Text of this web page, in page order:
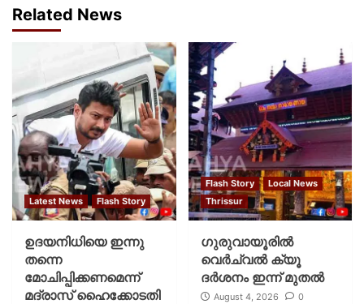
Related News
Latest News Flash Story
ഉദയനിധിയെ ഇന്നു
തന്നെ
മോചിപ്പിക്കണമെന്ന്
മദ്രാസ് ഹൈക്കോടതി
Flash Story
Local News
Thrissur
ഗുരുവായൂരില്‍
വെര്‍ച്വല്‍ ക്യൂ
ദര്‍ശനം ഇന്ന് മുതല്‍
August 4, 2026 0